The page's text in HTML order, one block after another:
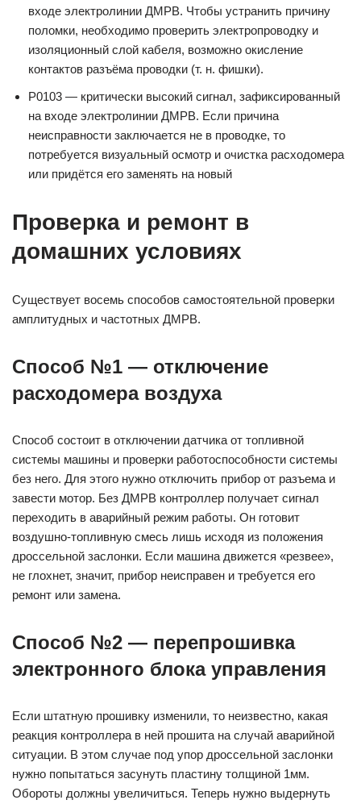
входе электролинии ДМРВ. Чтобы устранить причину
поломки, необходимо проверить электропроводку и
изоляционный слой кабеля, возможно окисление
контактов разъёма проводки (т. н. фишки).
Р0103 — критически высокий сигнал, зафиксированный
на входе электролинии ДМРВ. Если причина
неисправности заключается не в проводке, то
потребуется визуальный осмотр и очистка расходомера
или придётся его заменять на новый
Проверка и ремонт в
домашних условиях
Существует восемь способов самостоятельной проверки
амплитудных и частотных ДМРВ.
Способ №1 — отключение
расходомера воздуха
Способ состоит в отключении датчика от топливной
системы машины и проверки работоспособности системы
без него. Для этого нужно отключить прибор от разъема и
завести мотор. Без ДМРВ контроллер получает сигнал
переходить в аварийный режим работы. Он готовит
воздушно-топливную смесь лишь исходя из положения
дроссельной заслонки. Если машина движется «резвее»,
не глохнет, значит, прибор неисправен и требуется его
ремонт или замена.
Способ №2 — перепрошивка
электронного блока управления
Если штатную прошивку изменили, то неизвестно, какая
реакция контроллера в ней прошита на случай аварийной
ситуации. В этом случае под упор дроссельной заслонки
нужно попытаться засунуть пластину толщиной 1мм.
Обороты должны увеличиться. Теперь нужно выдернуть